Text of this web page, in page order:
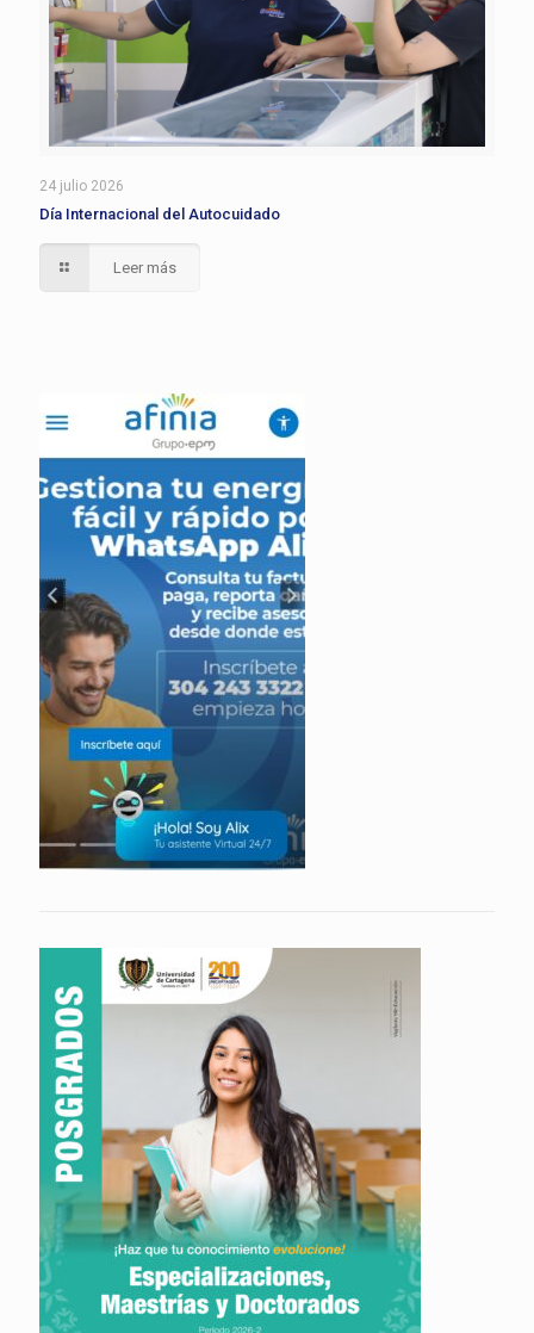
24 julio 2026
Día Internacional del Autocuidado
Leer más